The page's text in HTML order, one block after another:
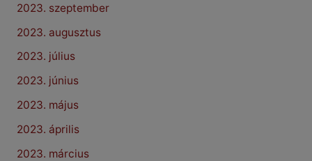
2023. szeptember
2023. augusztus
2023. július
2023. június
2023. május
2023. április
2023. március